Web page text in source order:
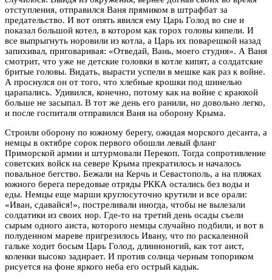
отступления, отправился Ваня прямиком в штрафбат за
предательство. И вот опять явился ему Царь Голод во сне и
показал большой котел, в котором как горох головы кипели. И
все выпрыгнуть норовили из котла, а Царь их поварешкой назад
запихивал, приговаривая: «Отведай, Вань, моего студня». А Ваня
смотрит, что уже не детские головки в котле кипят, а солдатские
бритые головы. Видать, вырасти успели в мешке как раз к войне.
А проснулся он от того, что хлебные крошки под шинелью
царапались. Удивился, конечно, потому как на войне с краюхой
больше не засыпал. В тот же день его ранили, но довольно легко,
и после госпиталя отправился Ваня на оборону Крыма.
Строили оборону по южному берегу, ожидая морского десанта, а
немцы в октябре сорок первого обошли левый фланг
Приморской армии и штурмовали Перекоп. Тогда сопротивление
советских войск на севере Крыма прекратилось и началось
повальное бегство. Бежали на Керчь и Севастополь, а на пляжах
южного берега передовые отряды РККА остались без воды и
еды. Немцы еще марши круглосуточно крутили и все орали:
«Иван, сдавайся!», постреливали иногда, чтобы не вылезали
солдатики из своих нор. Где-то на третий день осады съели
сырым одного аиста, которого немцы случайно подбили, и вот в
полуденном мареве пригрезилось Ивану, что по раскаленной
гальке ходит босым Царь Голод, длинноногий, как тот аист,
коленки высоко задирает. И против солнца черным топориком
рисуется на фоне яркого неба его острый кадык.